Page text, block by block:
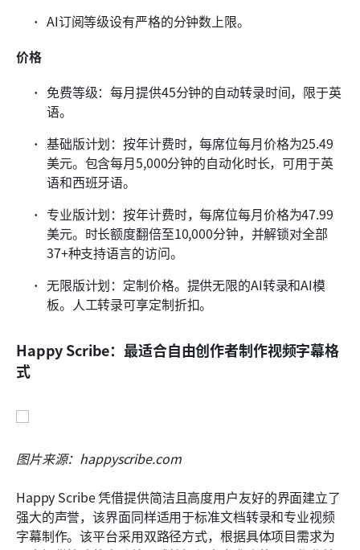
AI订阅等级设有严格的分钟数上限。
价格
免费等级：每月提供45分钟的自动转录时间，限于英
语。
基础版计划：按年计费时，每席位每月价格为25.49
美元。包含每月5,000分钟的自动化时长，可用于英
语和西班牙语。
专业版计划：按年计费时，每席位每月价格为47.99
美元。时长额度翻倍至10,000分钟，并解锁对全部
37+种支持语言的访问。
无限版计划：定制价格。提供无限的AI转录和AI模
板。人工转录可享定制折扣。
Happy Scribe：最适合自由创作者制作视频字幕格
式
图片来源：happyscribe.com
Happy Scribe 凭借提供简洁且高度用户友好的界面建立了
强大的声誉，该界面同样适用于标准文档转录和专业视频
字幕制作。该平台采用双路径方式，根据具体项目需求为